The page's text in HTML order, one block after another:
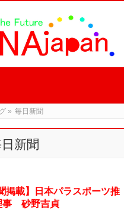
» 毎日新聞
新聞
掲載】日本パラスポーツ推
事 砂野吉貞